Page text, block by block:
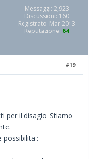
Messaggi: 2,923
Discussioni: 160
Registrato: Mar 2013
Reputazione: 64
#19
per il disagio. Stiamo
possibilita':